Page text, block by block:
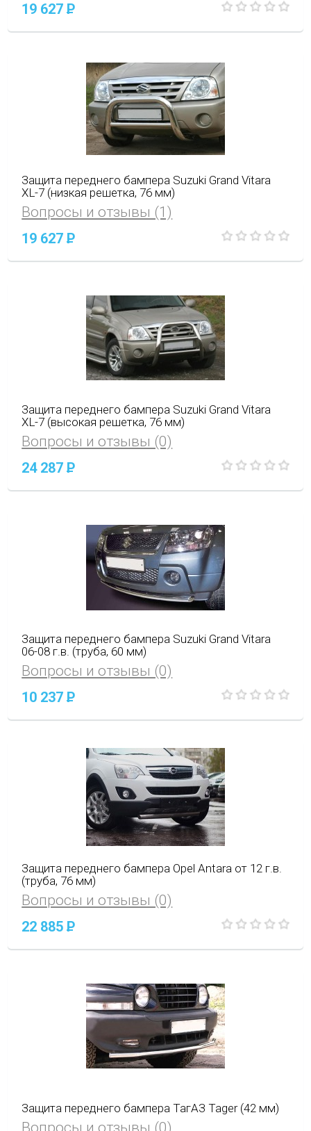
19 627P
Защита переднего бампера Suzuki Grand Vitara
XL-7 (низкая решетка, 76 мм)
Вопросы и отзывы (1)
19 627P
Защита переднего бампера Suzuki Grand Vitara
XL-7 (высокая решетка, 76 мм)
Вопросы и отзывы (0)
24 287P
Защита переднего бампера Suzuki Grand Vitara
06-08 г.в. (труба, 60 мм)
Вопросы и отзывы (0)
10 237P
Защита переднего бампера Opel Antara от 12 г.в.
(труба, 76 мм)
Вопросы и отзывы (0)
22 885P
Защита переднего бампера ТагАЗ Tager (42 мм)
Вопросы и отзывы (0)